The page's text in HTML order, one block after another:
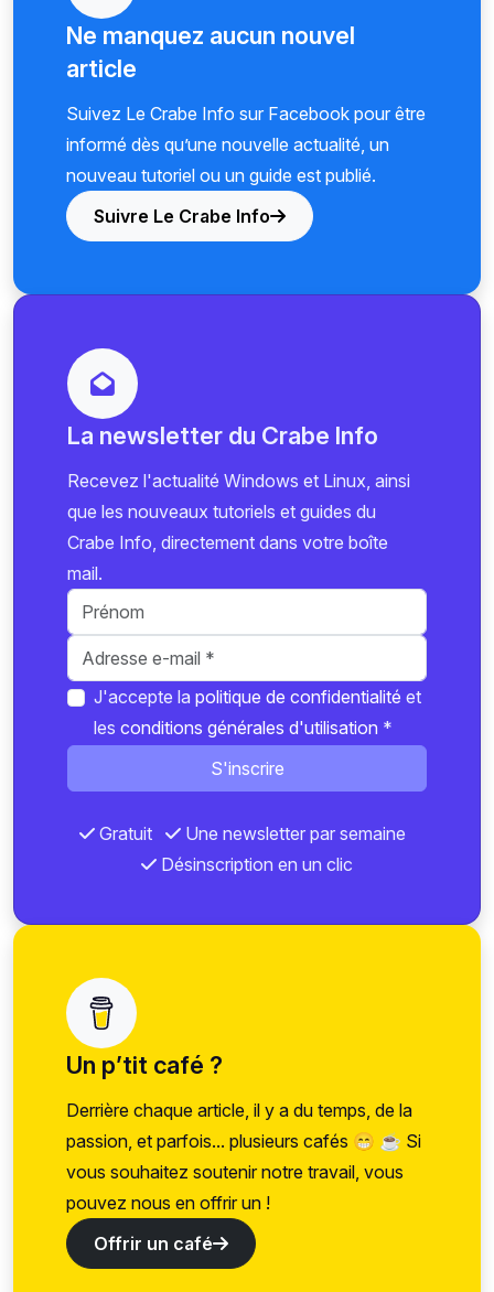
Ne manquez aucun nouvel
article
Suivez Le Crabe Info sur Facebook pour être
informé dès qu’une nouvelle actualité, un
nouveau tutoriel ou un guide est publié.
Suivre Le Crabe Info
La newsletter du Crabe Info
Recevez l'actualité Windows et Linux, ainsi
que les nouveaux tutoriels et guides du
Crabe Info, directement dans votre boîte
mail.
J'accepte la politique de confidentialité et
les conditions générales d'utilisation *
S'inscrire
Gratuit
Une newsletter par semaine
Désinscription en un clic
Un p’tit café ?
Derrière chaque article, il y a du temps, de la
passion, et parfois... plusieurs cafés 😁 ☕ Si
vous souhaitez soutenir notre travail, vous
pouvez nous en offrir un !
Offrir un café